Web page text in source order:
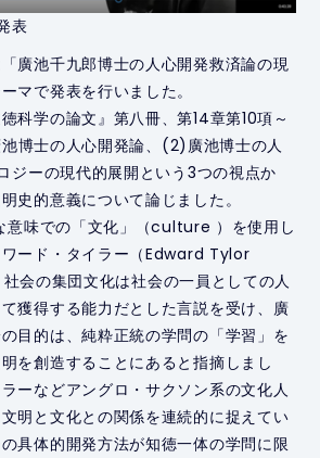
表
廣池千九郎博士の人心開発救済論の現
マで発表を行いました。
科学の論文』第八冊、第14章第10項～
博士の人心開発論、(2)廣池博士の人
ジーの現代的展開という3つの視点か
史的意義について論じました。
味での「文化」（culture ）を使用し
ワード・タイラー（Edward Tylor
会の集団文化は社会の一員としての人
獲得する能力だとした言説を受け、廣
目的は、純粋正統の学問の「学習」を
を創造することにあると指摘しまし
ーなどアングロ・サクソン系の文化人
明と文化との関係を連続的に捉えてい
具体的開発方法が知徳一体の学問に限